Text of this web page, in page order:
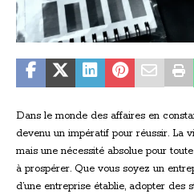
Dans le monde des affaires en
devenu un impératif pour réussir. La
mais une nécessité absolue pour
à prospérer. Que vous soyez un
d’une entreprise établie, adopter